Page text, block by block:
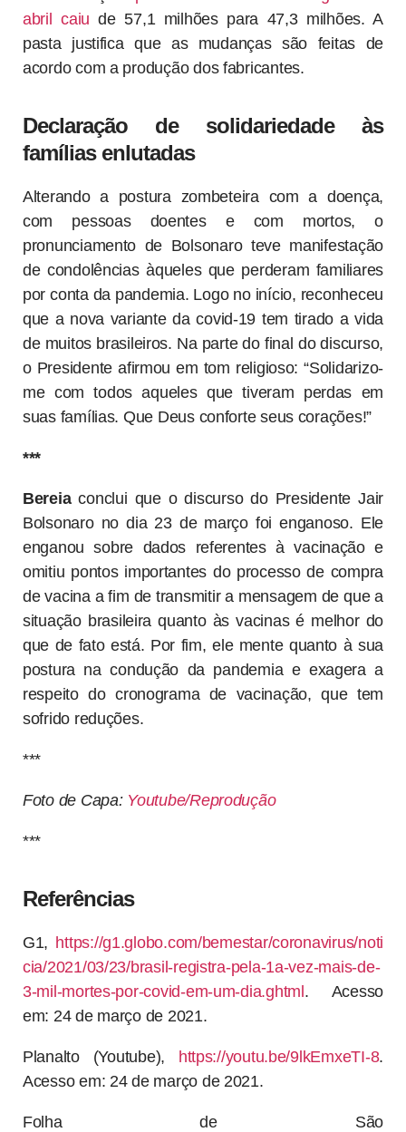
abril caiu de 57,1 milhões para 47,3 milhões. A
pasta justifica que as mudanças são feitas de
acordo com a produção dos fabricantes.
Declaração de solidariedade às
famílias enlutadas
Alterando a postura zombeteira com a doença,
com pessoas doentes e com mortos, o
pronunciamento de Bolsonaro teve manifestação
de condolências àqueles que perderam familiares
por conta da pandemia. Logo no início, reconheceu
que a nova variante da covid-19 tem tirado a vida
de muitos brasileiros. Na parte do final do discurso,
o Presidente afirmou em tom religioso: “Solidarizo-
me com todos aqueles que tiveram perdas em
suas famílias. Que Deus conforte seus corações!”
***
Bereiaconclui que o discurso do Presidente Jair
Bolsonaro no dia 23 de março foi enganoso. Ele
enganou sobre dados referentes à vacinação e
omitiu pontos importantes do processo de compra
de vacina a fim de transmitir a mensagem de que a
situação brasileira quanto às vacinas é melhor do
que de fato está. Por fim, ele mente quanto à sua
postura na condução da pandemia e exagera a
respeito do cronograma de vacinação, que tem
sofrido reduções.
***
Foto de Capa: Youtube/Reprodução
***
Referências
G1, https://g1.globo.com/bemestar/coronavirus/noti
cia/2021/03/23/brasil-registra-pela-1a-vez-mais-de-
3-mil-mortes-por-covid-em-um-dia.ghtml. Acesso
em: 24 de março de 2021.
Planalto (Youtube), https://youtu.be/9lkEmxeTI-8.
Acesso em: 24 de março de 2021.
Folha de São